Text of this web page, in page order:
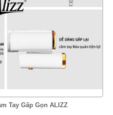
Tay Gấp Gọn ALIZZ